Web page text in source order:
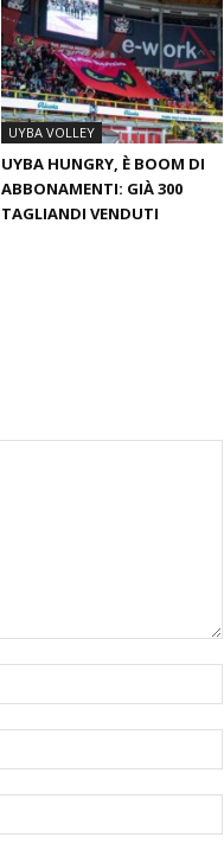
UYBA VOLLEY
UYBA HUNGRY, È BOOM DI
ABBONAMENTI: GIÀ 300
TAGLIANDI VENDUTI